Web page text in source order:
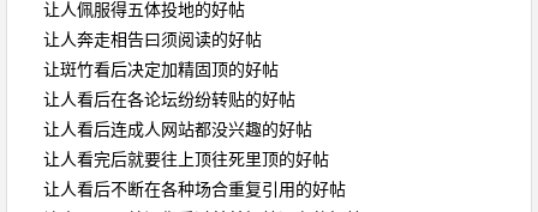
让人佩服得五体投地的好帖
让人奔走相告曰须阅读的好帖
让斑竹看后决定加精固顶的好帖
让人看后在各论坛纷纷转贴的好帖
让人看后连成人网站都没兴趣的好帖
让人看完后就要往上顶往死里顶的好帖
让人看后不断在各种场合重复引用的好帖